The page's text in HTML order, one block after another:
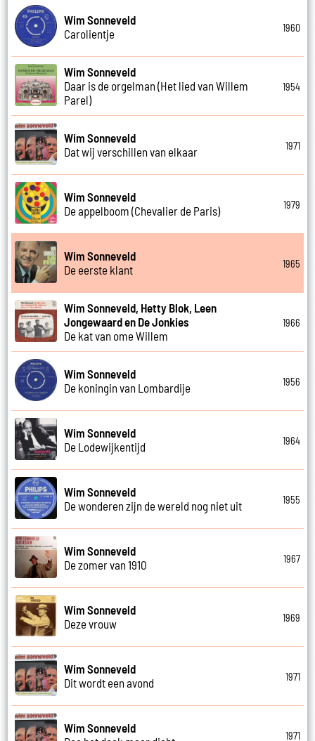
Wim Sonneveld
Carolientje
1960
Wim Sonneveld
Daar is de orgelman (Het lied van Willem
Parel)
1954
Wim Sonneveld
Dat wij verschillen van elkaar
1971
Wim Sonneveld
De appelboom (Chevalier de Paris)
1979
Wim Sonneveld
De eerste klant
1965
Wim Sonneveld, Hetty Blok, Leen
Jongewaard en De Jonkies
De kat van ome Willem
1966
Wim Sonneveld
De koningin van Lombardije
1956
Wim Sonneveld
De Lodewijkentijd
1964
Wim Sonneveld
De wonderen zijn de wereld nog niet uit
1955
Wim Sonneveld
De zomer van 1910
1967
Wim Sonneveld
Deze vrouw
1969
Wim Sonneveld
Dit wordt een avond
1971
Wim Sonneveld
1971